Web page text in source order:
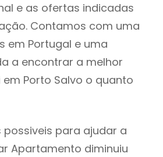
e as ofertas indicadas
Contamos com uma
em Portugal e uma
a encontrar a melhor
Porto Salvo o quanto
possiveis para ajudar a
Apartamento diminuiu